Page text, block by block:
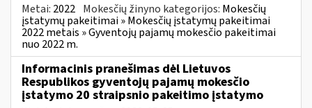
Metai: 2022 Mokesčių žinyno kategorijos: Mokesčių
įstatymų pakeitimai » Mokesčių įstatymų pakeitimai
2022 metais » Gyventojų pajamų mokesčio pakeitimai
nuo 2022 m.
Informacinis pranešimas dėl Lietuvos
Respublikos gyventojų pajamų mokesčio
įstatymo 20 straipsnio pakeitimo įstatymo